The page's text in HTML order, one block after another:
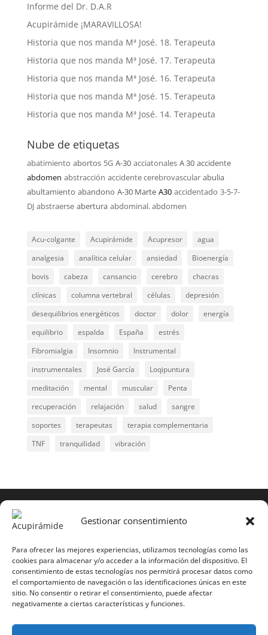
Gestionar consentimiento
Para ofrecer las mejores experiencias, utilizamos tecnologías como las
cookies para almacenar y/o acceder a la información del dispositivo. El
consentimiento de estas tecnologías nos permitirá procesar datos como
el comportamiento de navegación o las identificaciones únicas en este
sitio. No consentir o retirar el consentimiento, puede afectar
negativamente a ciertas características y funciones.
Informe del Dr. D.A.R
Acupirámide ¡MARAVILLOSA!
Historia que nos manda Mª José. 18. Terapeuta
Historia que nos manda Mª José. 17. Terapeuta
Historia que nos manda Mª José. 16. Terapeuta
Historia que nos manda Mª José. 15. Terapeuta
Historia que nos manda Mª José. 14. Terapeuta
Nube de etiquetas
abatimiento abortos 5G A-30 acciatonales A 30 accidente
abdomen abstracción accidente cerebrovascular abulia
abultamiento abandono A-30 Marte A30 accidentado 3-5-7-
DJ abstraerse abertura abdominal. abdomen
Acu-colgante Acupirámide Acupresor
agua
analgesia
analítica celular ansiedad
Bioenergía
bovis
cabeza cansancio cerebro
chacras
clínicas
columna vertebral células
depresión
desequilibrios energéticos
doctor dolor
energía
equilibrio
espalda España
estrés
Fibromialgia
Insomnio
Instrumental
instrumentales
José García
Loqipuntura
meditación
mental muscular
Penta
recuperación
relajación salud
sangre
soportes
terapeutas
terapia complementaria
TNF
tranquilidad vibración
reservados
estas páginas o parte de ellas, necesita pedir
autorización por escrito a Mario Gil Sánchez.
Todos los instrumentales están PATENTADOS.
Web inaugurada en 2002 (última actualización en